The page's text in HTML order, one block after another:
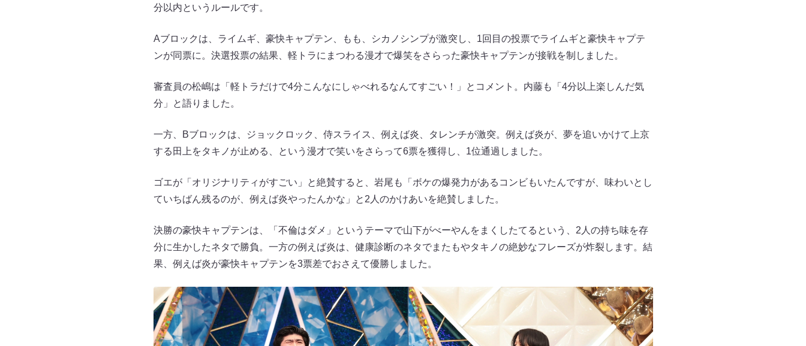
分以内というルールです。
Aブロックは、ライムギ、豪快キャプテン、もも、シカノシンプが激突し、1回目の投票でライムギと豪快キャプテ
ンが同票に。決選投票の結果、軽トラにまつわる漫才で爆笑をさらった豪快キャプテンが接戦を制しました。
審査員の松嶋は「軽トラだけで4分こんなにしゃべれるなんてすごい！」とコメント。内藤も「4分以上楽しんだ気
分」と語りました。
一方、Bブロックは、ジョックロック、侍スライス、例えば炎、タレンチが激突。例えば炎が、夢を追いかけて上京
する田上をタキノが止める、という漫才で笑いをさらって6票を獲得し、1位通過しました。
ゴエが「オリジナリティがすごい」と絶賛すると、岩尾も「ボケの爆発力があるコンビもいたんですが、味わいとし
ていちばん残るのが、例えば炎やったんかな」と2人のかけあいを絶賛しました。
決勝の豪快キャプテンは、「不倫はダメ」というテーマで山下がべーやんをまくしたてるという、2人の持ち味を存
分に生かしたネタで勝負。一方の例えば炎は、健康診断のネタでまたもやタキノの絶妙なフレーズが炸裂します。結
果、例えば炎が豪快キャプテンを3票差でおさえて優勝しました。